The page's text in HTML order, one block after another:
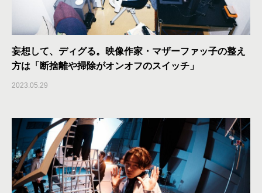
妄想して、ディグる。映像作家・マザーファッ子の整え
方は「断捨離や掃除がオンオフのスイッチ」
2023.05.29